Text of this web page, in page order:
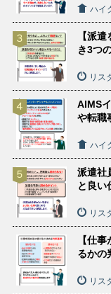
ハイ
【派
き3つ
リス
AIMS
や転職
ハイ
派遣社
と良い
リス
【仕
るかの
リス